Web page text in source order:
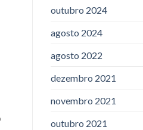
outubro 2024
agosto 2024
agosto 2022
dezembro 2021
novembro 2021
outubro 2021